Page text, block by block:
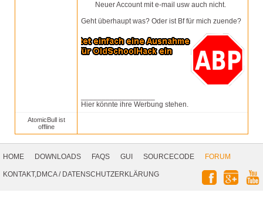
Neuer Account mit e-mail usw auch nicht.
Geht überhaupt was? Oder ist Bf für mich zuende?
Hier könnte ihre Werbung stehen.
AtomicBull ist
offline
Navigation
HOME DOWNLOADS FAQS GUI SOURCECODE
FORUM
KONTAKT,DMCA/ DATENSCHUTZERKLÄRUNG